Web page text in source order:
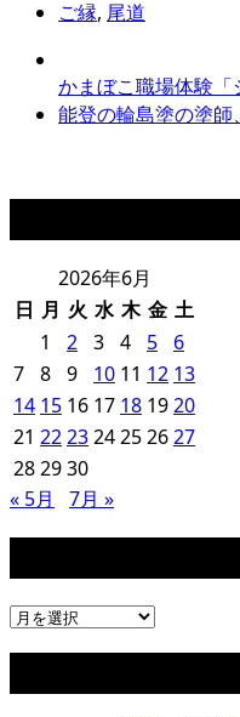
ご縁, 尾道
かまぼこ職場体験「
能登の輪島塗の塗
2026年6月
日 月 火 水 木 金 土
1
2 3 4 5
6
7 8 9 10 11 12 13
14 15 16 17 18 1920
21 222324252627
282930
« 5月
7月 »
ア
イ